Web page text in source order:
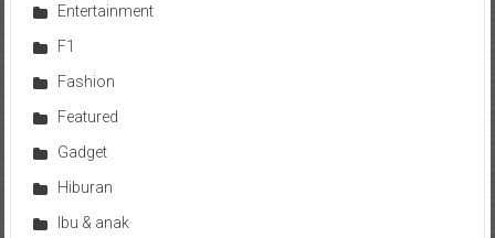
Entertainment
F1
Fashion
Featured
Gadget
Hiburan
Ibu & anak